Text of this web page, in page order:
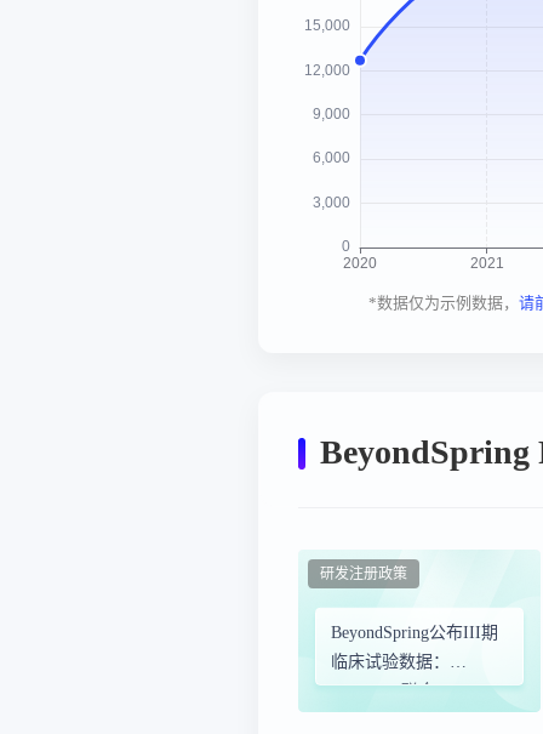
*数据仅为示例数据， 请
BeyondSpring
BeyondSpring公布III期
临床试验数据：
Plinabulin联合
研发注册政策